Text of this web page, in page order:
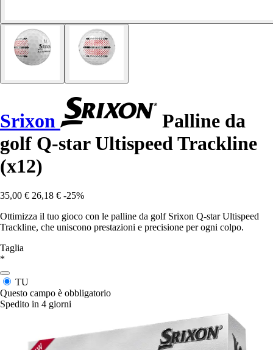
Srixon
Palline da
golf Q-star Ultispeed Trackline
(x12)
35,00 € 26,18 € -25%
Ottimizza il tuo gioco con le palline da golf Srixon Q-star Ultispeed
Trackline, che uniscono prestazioni e precisione per ogni colpo.
Taglia
*
TU
Questo campo è obbligatorio
Spedito in 4 giorni